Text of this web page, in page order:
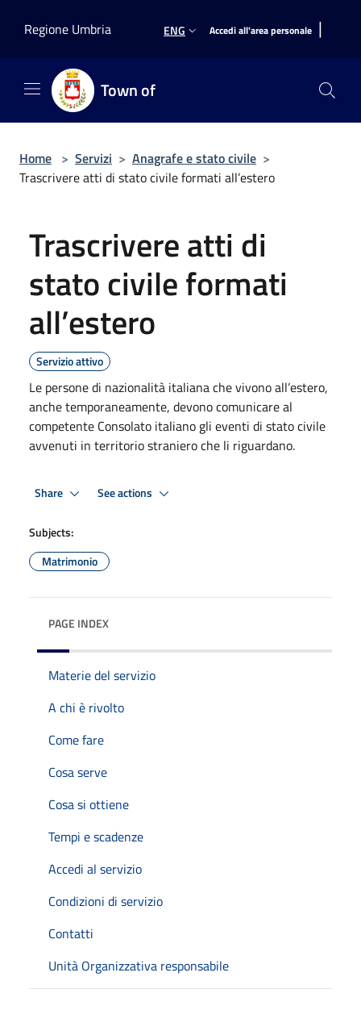
Regione Umbria
ENG Accedi all'area personale |
Town of
Home > Servizi > Anagrafe e stato civile >
Trascrivere atti di stato civile formati all’estero
Trascrivere atti di
stato civile formati
all’estero
Servizio attivo
Le persone di nazionalità italiana che vivono all’estero,
anche temporaneamente, devono comunicare al
competente Consolato italiano gli eventi di stato civile
avvenuti in territorio straniero che li riguardano.
Share See actions
Subjects:
Matrimonio
PAGE INDEX
Materie del servizio
A chi è rivolto
Come fare
Cosa serve
Cosa si ottiene
Tempi e scadenze
Accedi al servizio
Condizioni di servizio
Contatti
Unità Organizzativa responsabile